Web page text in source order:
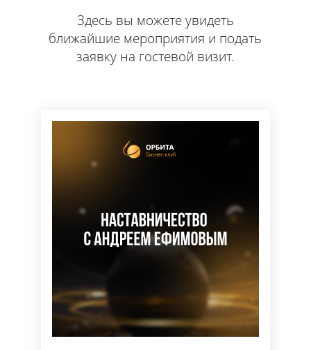
Здесь вы можете увидеть
ближайшие мероприятия и подать
заявку на гостевой визит.